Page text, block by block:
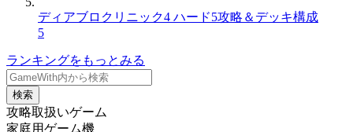
ディアブロクリニック4 ハード5攻略＆デッキ構成
5
ランキングをもっとみる
検索
攻略取扱いゲーム
家庭用ゲーム機